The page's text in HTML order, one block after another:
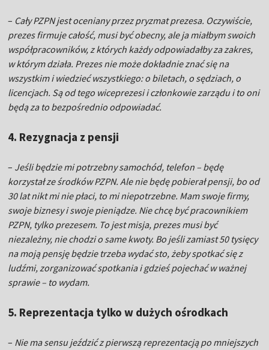
– Cały PZPN jest oceniany przez pryzmat prezesa. Oczywiście,
prezes firmuje całość, musi być obecny, ale ja miałbym swoich
współpracowników, z których każdy odpowiadałby za zakres,
w którym działa. Prezes nie może dokładnie znać się na
wszystkim i wiedzieć wszystkiego: o biletach, o sędziach, o
licencjach. Są od tego wiceprezesi i członkowie zarządu i to oni
będą za to bezpośrednio odpowiadać.
4. Rezygnacja z pensji
– Jeśli będzie mi potrzebny samochód, telefon – będę
korzystał ze środków PZPN. Ale nie będę pobierał pensji, bo od
30 lat nikt mi nie płaci, to mi niepotrzebne. Mam swoje firmy,
swoje biznesy i swoje pieniądze. Nie chcę być pracownikiem
PZPN, tylko prezesem. To jest misja, prezes musi być
niezależny, nie chodzi o same kwoty. Bo jeśli zamiast 50 tysięcy
na moją pensję będzie trzeba wydać sto, żeby spotkać się z
ludźmi, zorganizować spotkania i gdzieś pojechać w ważnej
sprawie – to wydam.
5. Reprezentacja tylko w dużych ośrodkach
– Nie ma sensu jeździć z pierwszą reprezentacją po mniejszych